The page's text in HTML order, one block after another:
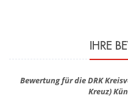
IHRE
Bewertung für die DRK
Kreuz)